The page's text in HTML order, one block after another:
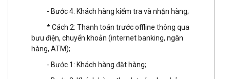
- Bước 4: Khách hàng kiểm tra và nhận hàng;
* Cách 2: Thanh toán trước offline thông qua
bưu điện, chuyển khoản (internet banking, ngân
hàng, ATM);
- Bước 1: Khách hàng đặt hàng;